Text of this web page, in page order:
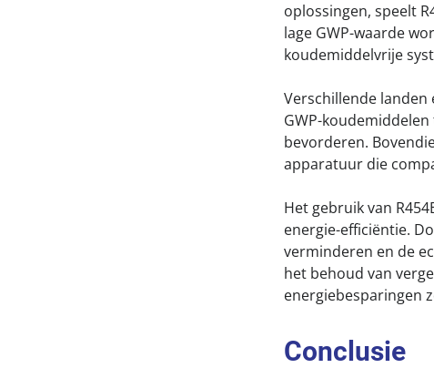
oplossingen, speelt
lage GWP-waarde
koudemiddelvrije
Verschillende
GWP-
bevorderen.
apparatuur die
Het gebruik van
energie-efficiëntie.
verminderen en de
het behoud van
energiebesparingen
Conclusie